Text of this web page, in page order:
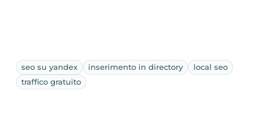
seo su yandex inserimento in directory
local seo
traffico gratuito